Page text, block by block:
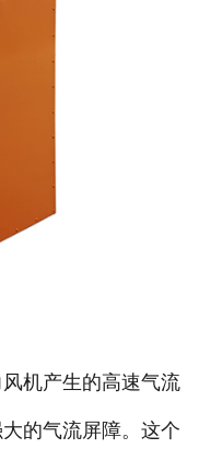
机产生的高速气流
的气流屏障。这个